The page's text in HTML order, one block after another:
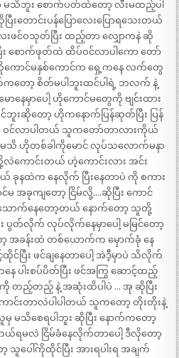
ာ့ မသိဘူး စောက်ပတ်ထဲတော့ လီးမထည့်ပါ
းတောင်းပန်ပြောလေးပြောရသေးတယ်
းဖင်ဝသုတ်ပြီး ထည့်တာ လျှောကနဲ ဆို
ြီး စောက်ဖုတ်ထဲ ထိပ်ဝင်လာပါကော တော်
ောင်မနှစ်ကောင်က ရှေ့ကနေ လက်တွေ
ကတော့ စိတ်မပါဘူးထင်ပါရဲ့ ဘလက် နဲ့
နေမှာပေါ့ ဟိုကောင်မတွေကို ဗျင်းထား
င်ဘူးဆိုတော့ ဟိုကနောက်ပြန်ဆုတ်ပြီး ပြန်
ဝင်လာပါတယ် သူကတော်တာလားကိုယ်
မသိ ဟိုတစ်ခါကိုမောင် လုပ်သလောက်မနာ
လဲကောင်းတယ် ဟဲ့ကောင်းလား အင်း
ယ် ခုနထဲက နေလိုက် ပြီးနေတာပဲ ကို စကား
အခုကျတော့ ငြိမ်လို့….ဆိုပြီး ကောင်
ောက်နေတော့တယ် နောက်တော့ သူတို့
ပွတ်လိုက် လုပ်လိုက်နေမှာပေါ့ မမြင်တော့
အခန်းထဲ တစ်ယောက်က မှောက်ခုံ နေ
င်ပြီး ဖင်ချနေတာပေါ့ အဲဒီ့မှာပဲ သိလိုက်
ါးစပ်ပိတ်ပြီး ဖင်အကြွ ဆောင့်ထည့်
ည့်တည့် နဲ့ အဆုံးထိပါပဲ … အု ဆိုပြီး
င်းတာလဲပါပါတယ် သူကတော့ တိုးတိုးနဲ့
သိစေရပါဘူး ဆိုပြီး နောက်ကတော့
ယ်ရမလဲ ငြိမ်ခံနေလိုက်တာပေါ့ ဒီလိုတော့
သူပေါ်ကိုထိုင်ပြီး အားရပါးရ အချက်